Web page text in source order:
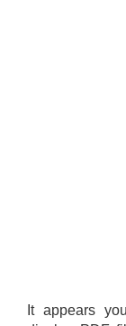
It appears